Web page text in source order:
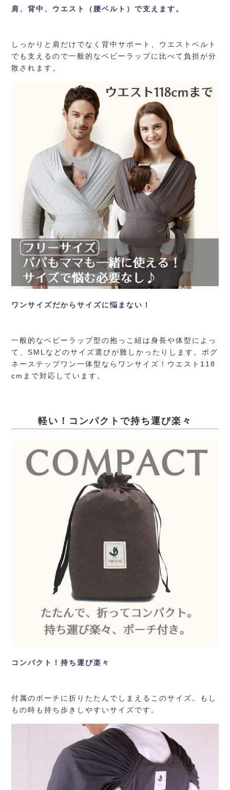
肩、背中、ウエスト（腰ベルト）で支えます。
しっかりと肩だけでなく背中サポート、ウエストベルト
でも支えるので一般的なベビーラップに比べて負担が分
散されます。
ワンサイズだからサイズに悩まない！
一般的なベビーラップ型の抱っこ紐は身長や体型によっ
て、SMLなどのサイズ選びが難しかったりします。ポグ
ネーステップワン一体型ならワンサイズ！ウエスト118
cmまで対応しています。
軽い！コンパクトで持ち運び楽々
コンパクト！持ち運び楽々
付属のポーチに折りたたんでしまえるこのサイズ。もし
もの時も持ち歩きしやすいサイズです。